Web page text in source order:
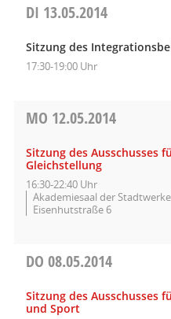
DI 13.05.2014
Sitzung des
17:30-19:00 Uhr
MO 12.05.2014
Sitzung des Ausschusses
Gleichstellung
16:30-22:40 Uhr
Akademiesaal der
Eisenhutstraße 6
DO 08.05.2014
Sitzung des Ausschusses
und Sport